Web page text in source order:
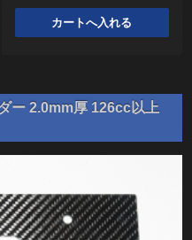
ー 2.0mm厚 126cc以上